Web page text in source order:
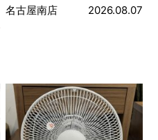
名古屋南店 2026.08.07